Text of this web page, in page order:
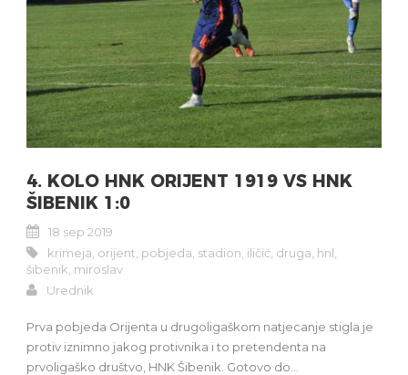
4. KOLO HNK ORIJENT 1919 VS HNK
ŠIBENIK 1:0
18 sep 2019
krimeja orijent pobjeda stadion iličić druga hnl
šibenik miroslav
Urednik
Prva pobjeda Orijenta u drugoligaškom natjecanje stigla je
protiv iznimno jakog protivnika i to pretendenta na
prvoligaško društvo, HNK Šibenik. Gotovo do...